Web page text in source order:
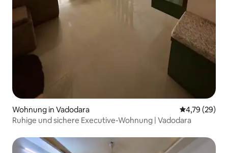
Wohnung in Vadodara
4,79 (29)
Ruhige und sichere Executive-Wohnung | Vadodara